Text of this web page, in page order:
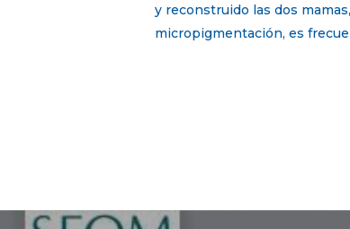
y reconstruido las dos
micropigmentación, es